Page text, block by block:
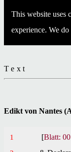
This website uses
experience. We
Text
Edikt von Nantes
1 [Blatt: